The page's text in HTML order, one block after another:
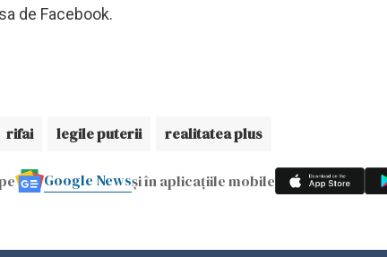
de Facebook.
rifai legile puterii realitatea plus
Google Newsși în aplicațiile mobile